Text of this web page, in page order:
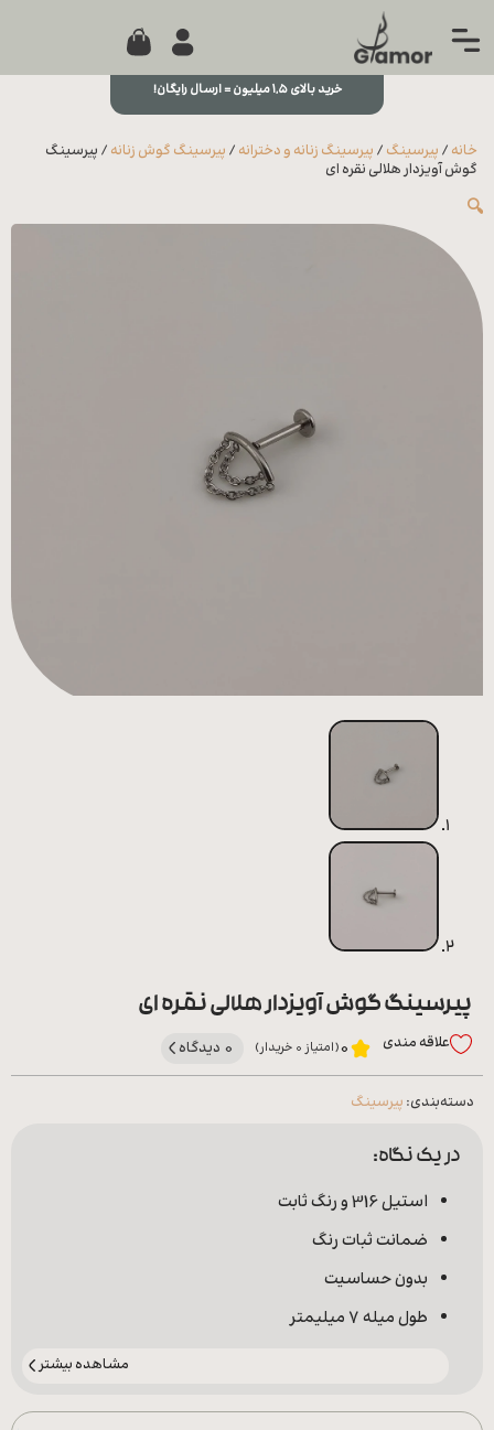
جستجو...
مجله
0
خرید بالای ۱,۵ میلیون = ارسال رایگان!
خانه / پیرسینگ / پیرسینگ زنانه و دخترانه / پیرسینگ گوش زنانه / پیرسینگ
گوش آویزدار هلالی نقره ای
🔍
پیرسینگ گوش آویزدار هلالی نقره ای
علاقه‌ مندی 0(امتیاز 0 خریدار) 0 دیدگاه
دسته‌بندی: پیرسینگ
در یک نگاه:
استیل 316 و رنگ ثابت
ضمانت ثبات رنگ
بدون حساسیت
طول میله 7 میلیمتر
مشاهده بیشتر